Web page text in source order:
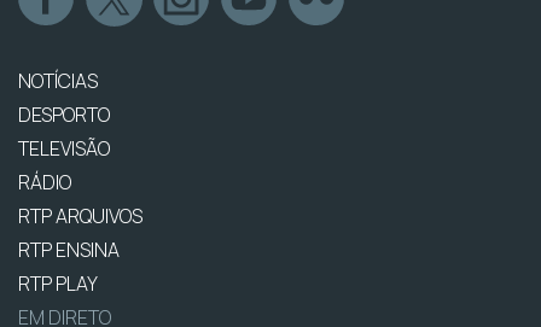
NOTÍCIAS
DESPORTO
TELEVISÃO
RÁDIO
RTP ARQUIVOS
RTP ENSINA
RTP PLAY
EM DIRETO